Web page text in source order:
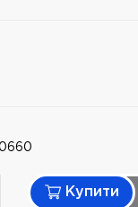
Купити